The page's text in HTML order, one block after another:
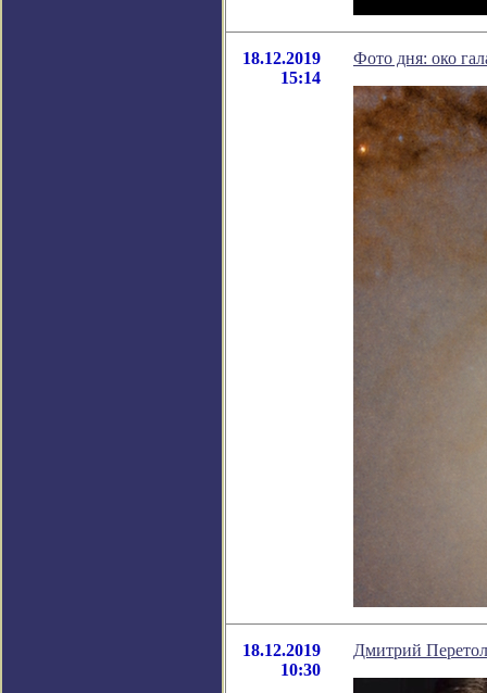
18.12.2019
15:14
Фото дня: око
18.12.2019
10:30
Дмитрий